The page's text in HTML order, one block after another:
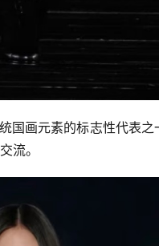
国画元素的标志性代表之
流。